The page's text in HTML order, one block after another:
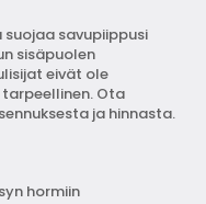
suojaa savupiippusi
sisäpuolen
eivät ole
Ota
ja hinnasta.
hormiin